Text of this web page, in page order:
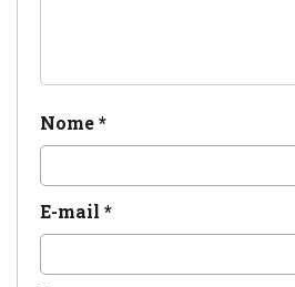
Nome*
E-mail *